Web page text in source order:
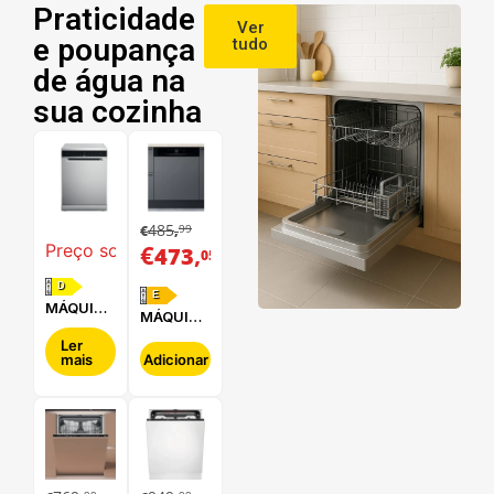
Praticidade
e poupança
de água na
sua cozinha
Ver
tudo
Preço sob consulta
D
MÁQUINA
DE LAVAR
LOUÇA
WHIRLPOOL
- WFC
Ler
mais
€485,99
€473,05
E
MÁQUINA
LOUÇA
HOTPOINT
Adicionar